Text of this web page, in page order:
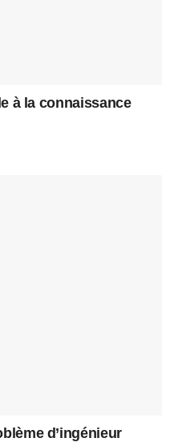
à la connaissance
d’ingénieur